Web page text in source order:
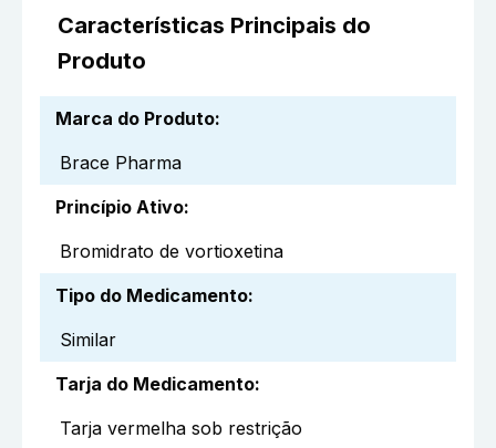
Características Principais do
Produto
Marca do Produto:
Brace Pharma
Princípio Ativo:
Bromidrato de vortioxetina
Tipo do Medicamento:
Similar
Tarja do Medicamento:
Tarja vermelha sob restrição